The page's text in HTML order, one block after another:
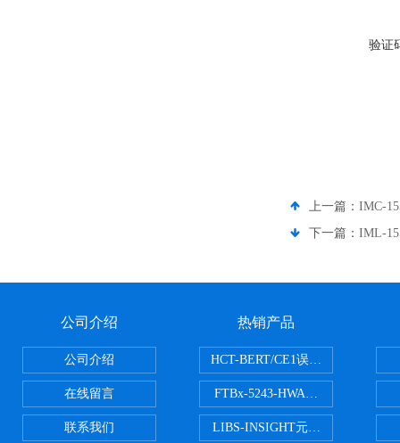
验证
上一篇： IMC-
下一篇： IML-
公司介绍
公司介绍
在线留言
联系我们
热销产品
HCT-BERT/CE1误码测试仪
FTBx-5243-HWA光谱分析仪
LIBS-INSIGHT元素光谱分析仪